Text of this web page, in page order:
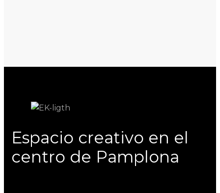
Espacio creativo en el
centro de Pamplona